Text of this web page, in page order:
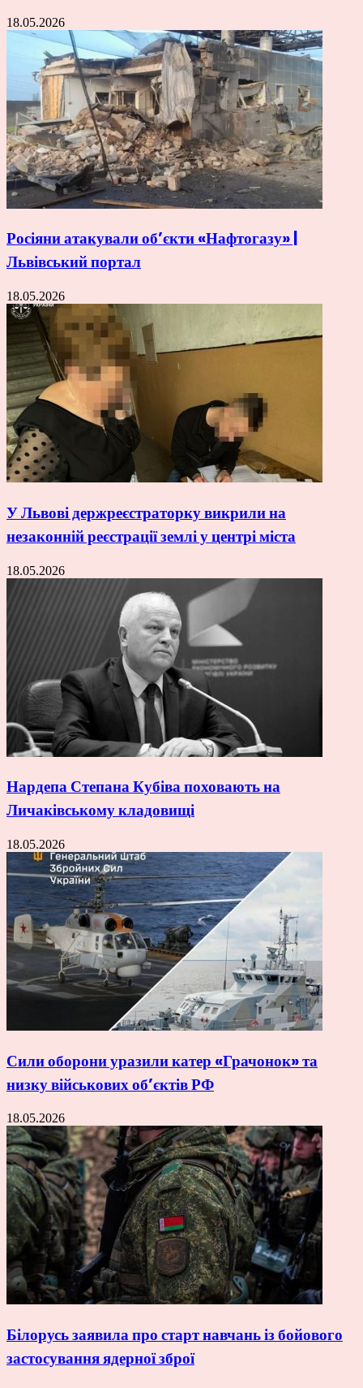
18.05.2026
Росіяни атакували об’єкти «Нафтогазу» |
Львівський портал
18.05.2026
У Львові держреєстраторку викрили на
незаконній реєстрації землі у центрі міста
18.05.2026
Нардепа Степана Кубіва поховають на
Личаківському кладовищі
18.05.2026
Сили оборони уразили катер «Грачонок» та
низку військових об’єктів РФ
18.05.2026
Білорусь заявила про старт навчань із бойового
застосування ядерної зброї